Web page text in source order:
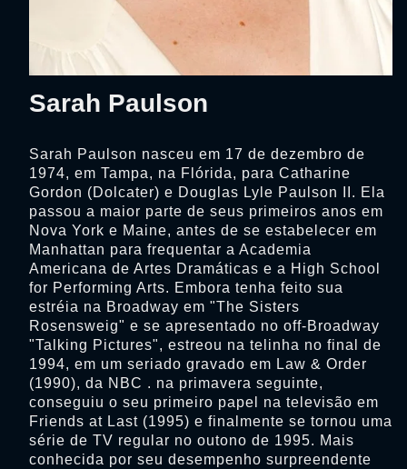
Sarah Paulson
Sarah Paulson nasceu em 17 de dezembro de
1974, em Tampa, na Flórida, para Catharine
Gordon (Dolcater) e Douglas Lyle Paulson II. Ela
passou a maior parte de seus primeiros anos em
Nova York e Maine, antes de se estabelecer em
Manhattan para frequentar a Academia
Americana de Artes Dramáticas e a High School
for Performing Arts. Embora tenha feito sua
estréia na Broadway em "The Sisters
Rosensweig" e se apresentado no off-Broadway
"Talking Pictures", estreou na telinha no final de
1994, em um seriado gravado em Law & Order
(1990), da NBC . na primavera seguinte,
conseguiu o seu primeiro papel na televisão em
Friends at Last (1995) e finalmente se tornou uma
série de TV regular no outono de 1995. Mais
conhecida por seu desempenho surpreendente